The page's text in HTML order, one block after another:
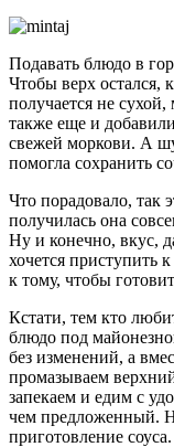
Подавать блюдо в
Чтобы верх остался,
получается не
также еще и
свежей моркови. А
помогла сохранить
Что порадовало, так
получилась она
Ну и конечно, вкус,
хочется приступить
к тому, чтобы
Кстати, тем кто
блюдо под
без изменений, а
промазываем
запекаем и едим с
чем предложенный.
приготовление соуса.